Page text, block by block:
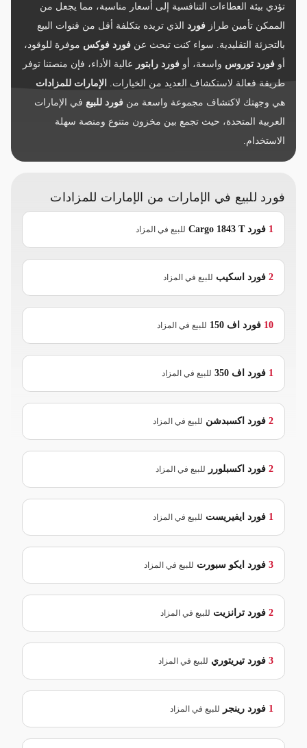
تؤدي بيئة العطاءات التنافسية إلى أسعار مناسبة، مما يجعل من
الممكن تأمين طراز فورد الذي تريده بتكلفة أقل من قنوات البيع
بالتجزئة التقليدية. سواء كنت تبحث عن فورد فوكس موفرة للوقود،
أو فورد توروس واسعة، أو فورد رابتور عالية الأداء، فإن منصتنا توفر
طريقة فعالة لاستكشاف العديد من الخيارات.
الإمارات للمزادات
هي وجهتك لاكتشاف مجموعة واسعة من فورد للبيع في الإمارات
العربية المتحدة، حيث تجمع بين مخزون متنوع ومنصة سهلة
الاستخدام.
فورد للبيع في الإمارات من الإمارات للمزادات
1 فورد Cargo 1843 T للبيع في المزاد
2 فورد اسكيب للبيع في المزاد
10 فورد اف 150 للبيع في المزاد
1 فورد اف 350 للبيع في المزاد
2 فورد اكسبدشن للبيع في المزاد
2 فورد اكسبلورر للبيع في المزاد
1 فورد ايفيريست للبيع في المزاد
3 فورد ايكو سبورت للبيع في المزاد
2 فورد ترانزيت للبيع في المزاد
3 فورد تيريتوري للبيع في المزاد
1 فورد رينجر للبيع في المزاد